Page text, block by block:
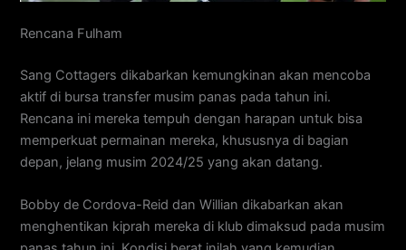
Rencana Fulham
Sang Cottagers dikabarkan kemungkinan akan mencoba
aktif di bursa transfer musim panas pada tahun ini.
Rencana ini mereka tempuh dengan harapan untuk bisa
memperkuat permainan mereka, khususnya di bagian
depan, jelang musim 2024/25 yang akan datang.
Bobby de Cordova-Reid dan Willian dikabarkan akan
menghentikan kiprah mereka di klub dimaksud pada musim